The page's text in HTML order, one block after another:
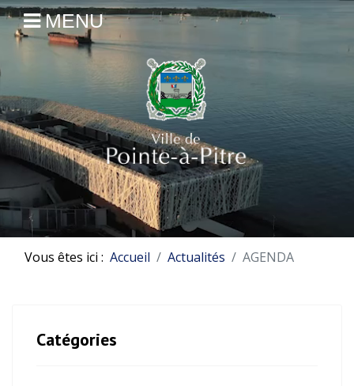
MENU
Vous êtes ici : Accueil Actualités AGENDA
Catégories